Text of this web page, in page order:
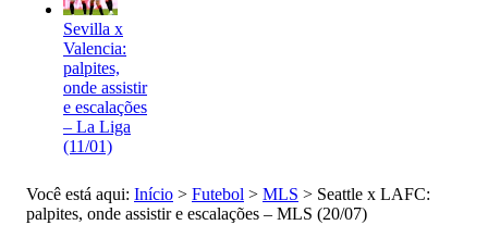
Sevilla x
Valencia:
palpites,
onde assistir
e escalações
– La Liga
(11/01)
Você está aqui: Início > Futebol > MLS > Seattle x LAFC:
palpites, onde assistir e escalações – MLS (20/07)